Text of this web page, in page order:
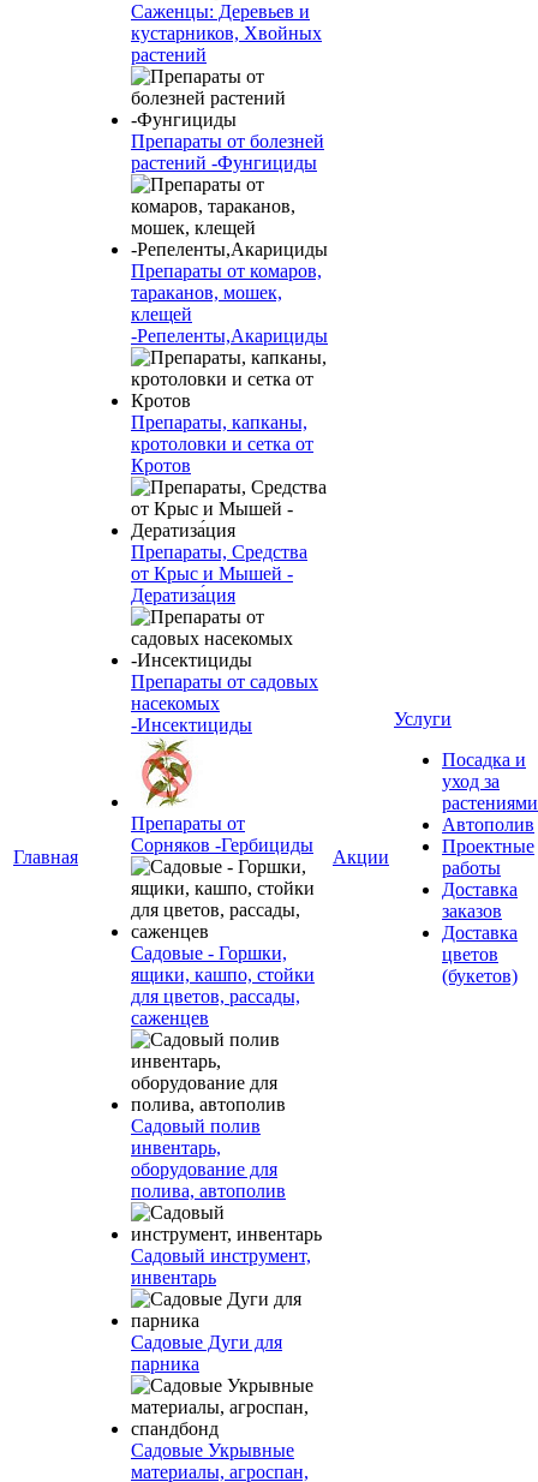
Главная
Саженцы: Деревьев и
кустарников, Хвойных
растений
Препараты от болезней
растений -Фунгициды
Препараты от комаров,
тараканов, мошек,
клещей
-Репеленты,Акарициды
Препараты, капканы,
кротоловки и сетка от
Кротов
Препараты, Средства
от Крыс и Мышей -
Дератиза́ция
Препараты от садовых
насекомых
-Инсектициды
Препараты от
Сорняков -Гербициды
Садовые - Горшки,
ящики, кашпо, стойки
для цветов, рассады,
саженцев
Садовый полив
инвентарь,
оборудование для
полива, автополив
Садовый инструмент,
инвентарь
Садовые Дуги для
парника
Садовые Укрывные
материалы, агроспан,
Акции
Услуги
Посадка и
уход за
растениями
Автополив
Проектные
работы
Доставка
заказов
Доставка
цветов
(букетов)